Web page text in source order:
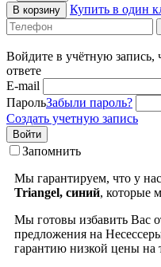
В корзину Купить в один
Войдите в учётную
ответе
E-mail
ПарольЗабыли пароль?
Создать учетную запись
Войти
Запомнить
Мы гарантируем, что у
Triangel, синий, которые
Мы готовы избавить Вас
предложения на
гарантию низкой цены на